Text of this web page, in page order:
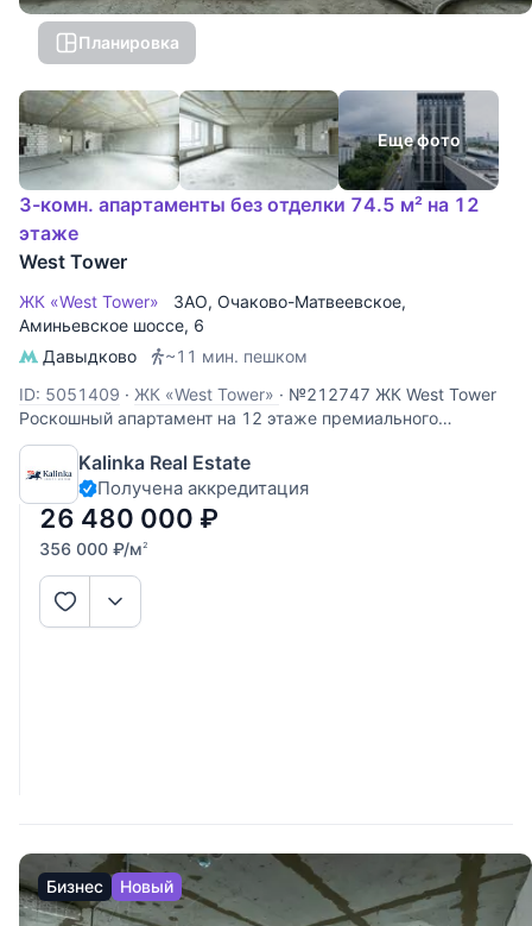
Планировка
Еще фото
3-комн. апартаменты без отделки 74.5 м² на 12
этаже
West Tower
ЖК «West Tower» ЗАО, Очаково-Матвеевское,
Аминьевское шоссе, 6
Давыдково
~11 мин. пешком
ID: 5051409 · ЖК «West Tower» · №212747 ЖК West Tower
Роскошный апартамент на 12 этаже премиального
комплекса West Tower. Этот объект идеально подходит для
личного проживания или сдачи в аренду с высокой
доходностью. Панорамные виды: высокий 12 этаж
открывает захватывающий
Kalinka Real Estate
Получена аккредитация
26 480 000 ₽
356 000 ₽/м2
Бизнес Новый